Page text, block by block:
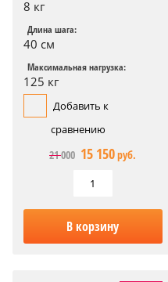
8 кг
Длина шага:
40 см
Максимальная нагрузка:
125 кг
Добавить к
сравнению
21 000 15 150руб.
В корзину